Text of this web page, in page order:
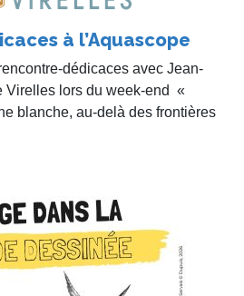
à l’Aquascope
dédicaces avec Jean-
Virelles lors du week-end «
blanche, au-delà des frontières